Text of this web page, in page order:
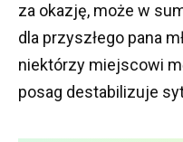
za okazję, może w
dla przyszłego pana
niektórzy miejscowi
posag destabilizuje